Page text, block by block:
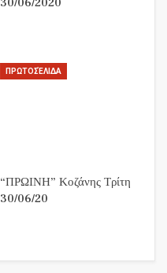
ΠΡΩΤΟΣΈΛΙΔΑ
“ΠΡΩΙΝΗ” Κοζάνης Τρίτη
30/06/20